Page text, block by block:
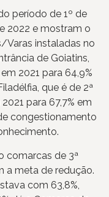
período de 1º de
2022 e mostram o
instaladas no
de Goiatins,
2021 para 64,9%
que é de 2ª
para 67,7% em
congestionamento
comarcas de 3ª
a meta de redução.
com 63,8%,